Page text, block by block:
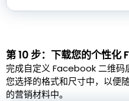
第 10 步：下载您的个性
完成自定义 Facebook 二维码
您选择的格式和尺寸中，以便
的营销材料中。